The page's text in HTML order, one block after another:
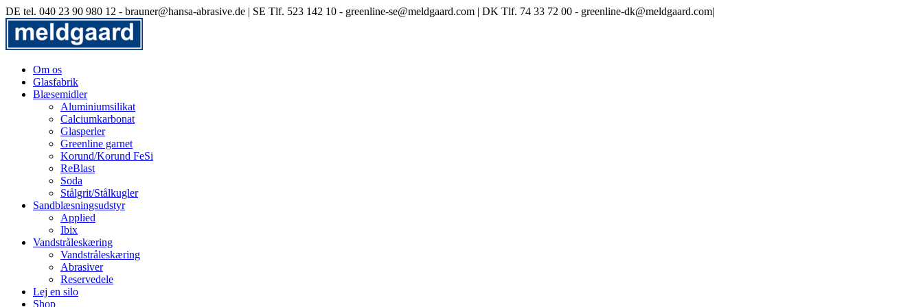
Skip
to
content
DE tel. 040 23 90 980 12 - brauner@hansa-abrasive.de | SE Tlf. 523 142 10 - greenline-se@meldgaard.com | DK Tlf. 74 33 72 00 - greenline-dk@meldgaard.com|
Om os
Glasfabrik
Blæsemidler
Aluminiumsilikat
Calciumkarbonat
Glasperler
Greenline garnet
Korund/Korund FeSi
ReBlast
Soda
Stålgrit/Stålkugler
Sandblæsningsudstyr
Applied
Ibix
Vandstråleskæring
Vandstråleskæring
Abrasiver
Reservedele
Lej en silo
Shop